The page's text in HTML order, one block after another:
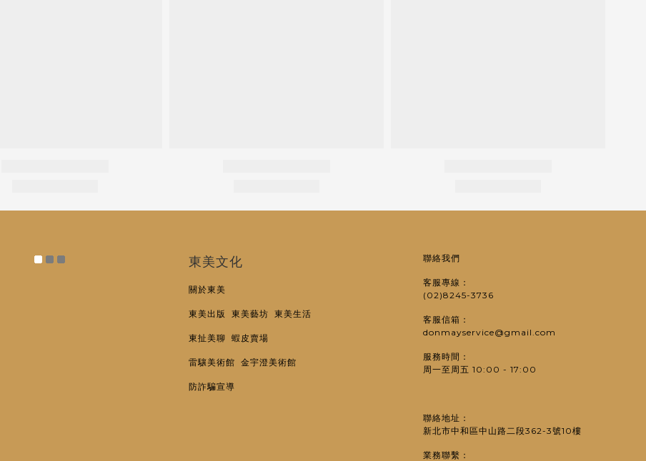
東美文化
關於東美
東美出版 東美藝坊 東美生活
東扯美聊 蝦皮賣場
雷驤美術館 金宇澄美術館
防詐騙宣導
聯絡我們
客服專線：
(02)8245-3736
客服信箱：
donmayservice@gmail.com
服務時間：
周一至周五 10:00 - 17:00
聯絡地址：
新北市中和區中山路二段362-3號10樓
業務聯繫：